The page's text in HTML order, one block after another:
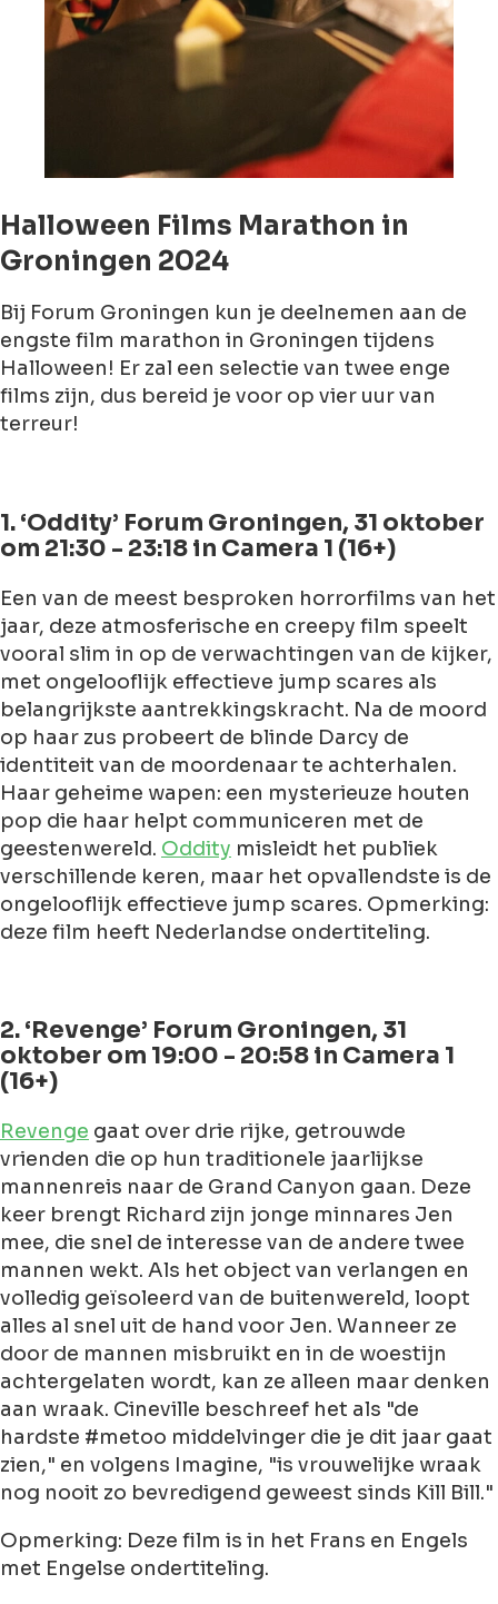
Halloween Films Marathon in
Groningen 2024
Bij Forum Groningen kun je deelnemen aan de
engste film marathon in Groningen tijdens
Halloween! Er zal een selectie van twee enge
films zijn, dus bereid je voor op vier uur van
terreur!
1. ‘Oddity’ Forum Groningen, 31 oktober
om 21:30 - 23:18 in Camera 1 (16+)
Een van de meest besproken horrorfilms van het
jaar, deze atmosferische en creepy film speelt
vooral slim in op de verwachtingen van de kijker,
met ongelooflijk effectieve jump scares als
belangrijkste aantrekkingskracht. Na de moord
op haar zus probeert de blinde Darcy de
identiteit van de moordenaar te achterhalen.
Haar geheime wapen: een mysterieuze houten
pop die haar helpt communiceren met de
geestenwereld. Oddity misleidt het publiek
verschillende keren, maar het opvallendste is de
ongelooflijk effectieve jump scares. Opmerking:
deze film heeft Nederlandse ondertiteling.
2. ‘Revenge’ Forum Groningen, 31
oktober om 19:00 - 20:58 in Camera 1
(16+)
Revenge gaat over drie rijke, getrouwde
vrienden die op hun traditionele jaarlijkse
mannenreis naar de Grand Canyon gaan. Deze
keer brengt Richard zijn jonge minnares Jen
mee, die snel de interesse van de andere twee
mannen wekt. Als het object van verlangen en
volledig geïsoleerd van de buitenwereld, loopt
alles al snel uit de hand voor Jen. Wanneer ze
door de mannen misbruikt en in de woestijn
achtergelaten wordt, kan ze alleen maar denken
aan wraak. Cineville beschreef het als "de
hardste #metoo middelvinger die je dit jaar gaat
zien," en volgens Imagine, "is vrouwelijke wraak
nog nooit zo bevredigend geweest sinds Kill Bill."
Opmerking: Deze film is in het Frans en Engels
met Engelse ondertiteling.